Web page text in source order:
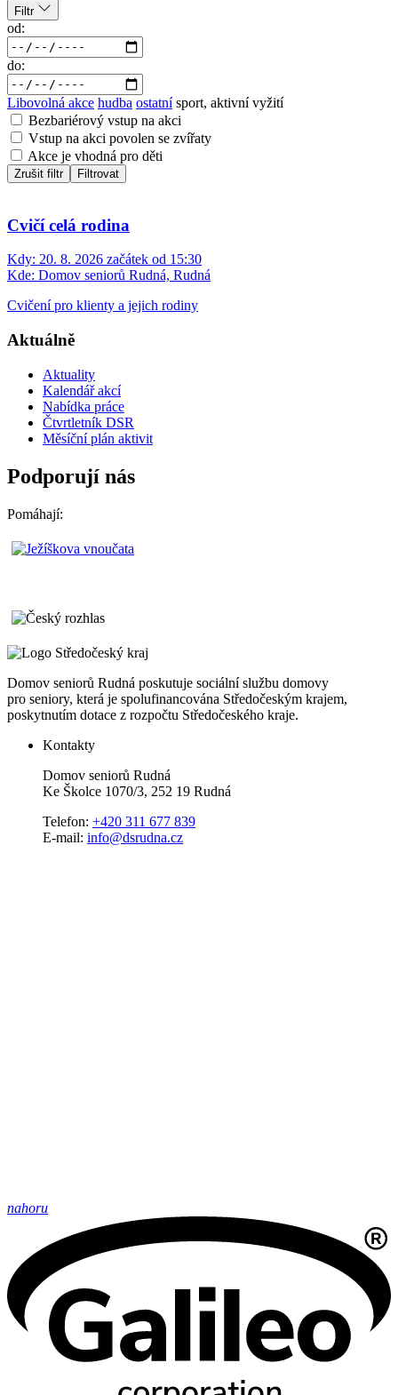
Filtr
od:
do:
Libovolná akce hudba ostatní sport, aktivní vyžití
Bezbariérový vstup na akci
Vstup na akci povolen se zvířaty
Akce je vhodná pro děti
Zrušit filtr Filtrovat
Cvičí celá rodina
Kdy: 20. 8. 2026 začátek od 15:30
Kde: Domov seniorů Rudná, Rudná
Cvičení pro klienty a jejich rodiny
Aktuálně
Aktuality
Kalendář akcí
Nabídka práce
Čtvrtletník DSR
Měsíční plán aktivit
Podporují nás
Pomáhají:
Domov seniorů Rudná poskutuje sociální službu domovy
pro seniory, která je spolufinancována Středočeským krajem,
poskytnutím dotace z rozpočtu Středočeského kraje.
Kontakty
Domov seniorů Rudná
Ke Školce 1070/3, 252 19 Rudná
Telefon: +420 311 677 839
E-mail: info@dsrudna.cz
nahoru